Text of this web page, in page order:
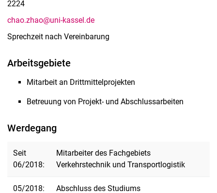
2224
chao.zhao@uni-kassel.de
Sprechzeit nach Vereinbarung
Arbeitsgebiete
Mitarbeit an Drittmittelprojekten
Betreuung von Projekt- und Abschlussarbeiten
Werdegang
Seit
06/2018:
Mitarbeiter des Fachgebiets
Verkehrstechnik und Transportlogistik
05/2018:
Abschluss des Studiums